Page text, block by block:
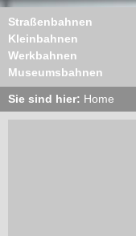
Straßenbahnen
Kleinbahnen
Werkbahnen
Museumsbahnen
Sie sind hier: Home